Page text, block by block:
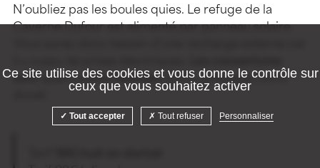
N’oubliez pas les boules quies. Le refuge de la
Caverne Dufour est alimenté par panneau solaire.
sontquant à ellesfournies. Enfin, prévoyez votre
Ce site utilise des cookies et vous donne le contrôle sur
ceux que vous souhaitez activer
Tout accepter Tout refuser Personnaliser